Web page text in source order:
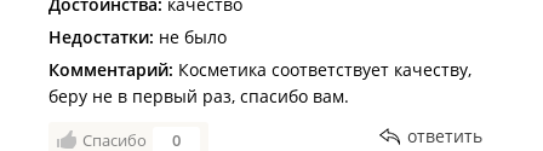
Недостатки: не было
Комментарий: Косметика соответствует качеству,
беру не в первый раз, спасибо вам.
Спасибо 0 ответить